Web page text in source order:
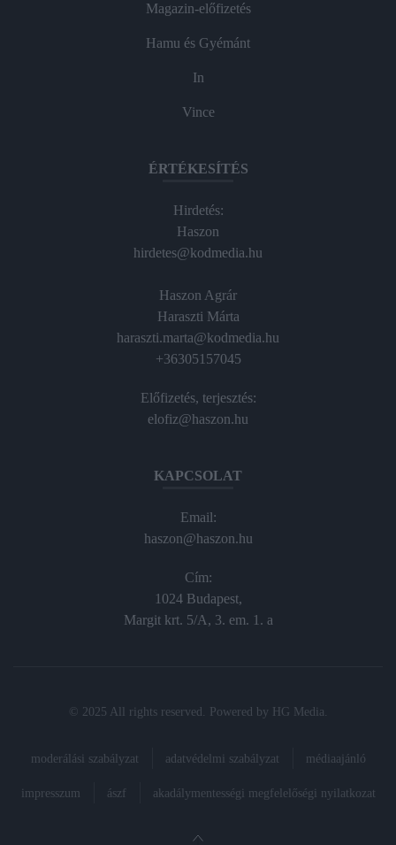
Magazin-előfizetés
Hamu és Gyémánt
In
Vince
ÉRTÉKESÍTÉS
Hirdetés:
Haszon
hirdetes@kodmedia.hu
Haszon Agrár
Haraszti Márta
haraszti.marta@kodmedia.hu
+36305157045
Előfizetés, terjesztés:
elofiz@haszon.hu
KAPCSOLAT
Email:
haszon@haszon.hu
Cím:
1024 Budapest,
Margit krt. 5/A, 3. em. 1. a
© 2025 All rights reserved. Powered by HG Media
moderálási szabályzat adatvédelmi szabályzat médiaajánló
impresszum ászf akadálymentességi megfelelőségi nyilatkozat